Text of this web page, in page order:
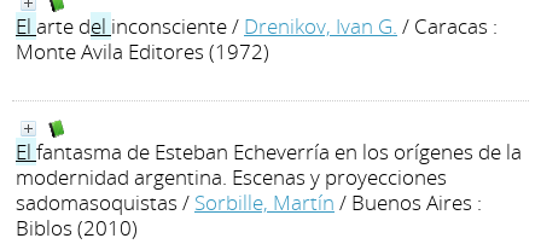
El arte del inconsciente/ Drenikov, Ivan G. / Caracas :
Monte Avila Editores (1972)
El fantasma de Esteban Echeverría en los orígenes de la
modernidad argentina. Escenas y proyecciones
sadomasoquistas / Sorbille, Martín / Buenos Aires :
Biblos (2010)